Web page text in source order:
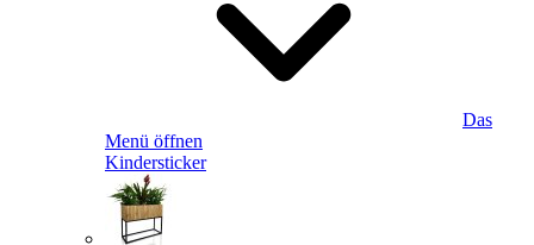
Das
Menü öffnen
Kindersticker